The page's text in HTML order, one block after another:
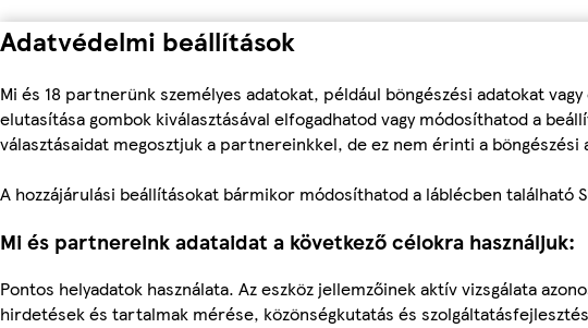
Adatvédelmi beállítások
Mi és 18 partnerünk személyes adatokat, például böngészési adatokat
elutasítása gombok kiválasztásával elfogadhatod vagy módosíthatod a
választásaidat megosztjuk a partnereinkkel, de ez nem érinti a
A hozzájárulási beállításokat bármikor módosíthatod a láblécben található
Mi és partnereink adataidat a következő célokra használjuk:
Pontos helyadatok használata. Az eszköz jellemzőinek aktív vizsgálata
hirdetések és tartalmak mérése, közönségkutatás és